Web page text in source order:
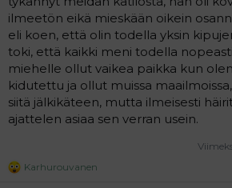
ilmeetön eikä mieskään oikein
eli koen, että olin todella yksin
toki, että kaikki meni todella
miehelle ollut vaikea paikka kun
kidutettu ja ollut muissa
siitä jälkikäteen, mutta ilmeisesti
ajattelen asiaa sen verran usein.
R
Karhurouvanen